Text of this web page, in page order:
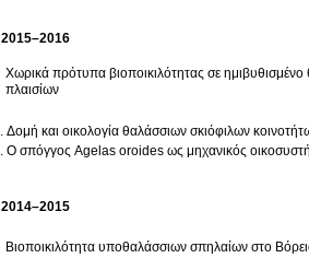
2015–2016
Χωρικά πρότυπα βιοποικιλότητας σε
πλαισίων
Δομή και οικολογία θαλάσσιων σκιόφιλων
Ο σπόγγος Agelas oroides ως μηχανικός
2014–2015
Βιοποικιλότητα υποθαλάσσιων σπηλαίων στο